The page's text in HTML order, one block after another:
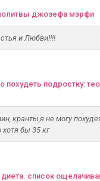
джозефа мэрфи
и Любви!!!!
похудеть подростку:
кранты,я не могу
хотя бы 35 кг
список